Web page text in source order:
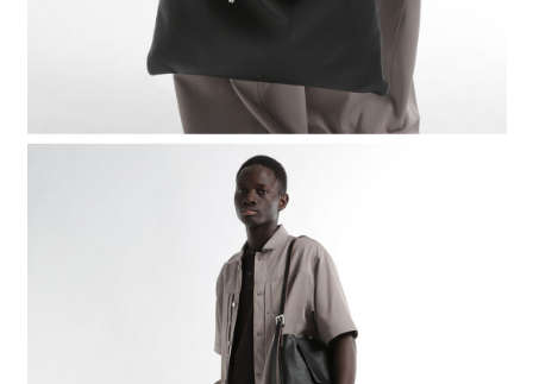
「AFTEE先享後付」，若未經同意申辦者引起之損失，本公司不負相關責
４．使用「AFTEE先享後付」時，將依據個別帳號之用戶狀況，依本公司即
時審查核予不同之上限額度；若仍有額度不足之情形，本公司將視審查結果
請求用戶進行身份認證。
５．嚴禁一人註冊多個帳號或使用他人資訊註冊。若發現惡意使用之情形，
恩沛科技股份有限公司將有權停止該用戶之使用額度並採取法律行動。